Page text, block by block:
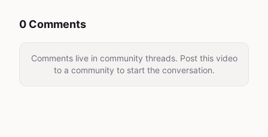
0 Comments
Comments live in community threads. Post this video
to a community to start the conversation.